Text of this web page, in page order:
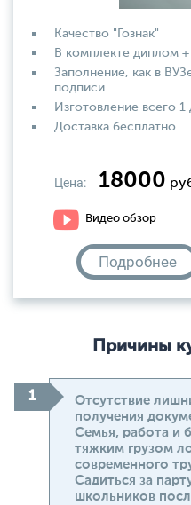
Качество "Гознак"
В комплекте диплом
Заполнение, как в
подписи
Изготовление всего 1
Доставка бесплатно
Цена: 18000
Видео обзор
Подробнее
Причины
Отсутствие
получения
Семья, работа и
тяжким грузом
современного
Садиться за
школьников